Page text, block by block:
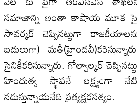
సమాజాన్ని అంతా కాషాయ మూక
సావర్కర్ చెప్పినట్టుగా
బదులుగా)
సైనికీకరిస్తున్నారు. గోల్వాల్కర్
హిందుత్వ స్థాపనే లక్ష్యంగా
నడుస్తున్నాయనేది ప్రత్యక్షరసత్యం.